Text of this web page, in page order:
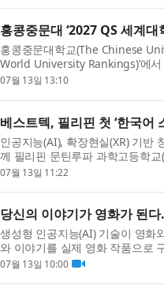
홍콩중문대 ‘2027 QS 세계
홍콩중문대학교(The Chinese
World University Rankings)’에
07월 13일 13:10
베스트텍, 필리핀 첫 ‘한국어
인공지능(AI), 확장현실(XR) 기반
께 필리핀 문틴루파 과학고등학
07월 13일 11:22
당신의 이야기가 영화가 된
생성형 인공지능(AI) 기술이 영화
와 이야기를 실제 영화 작품으로
07월 13일 10:00